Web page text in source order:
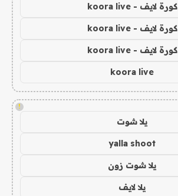
كورة لايف - koora live
كورة لايف - koora live
كورة لايف - koora live
koora live
!
يلا شوت
yalla shoot
يلا شوت زون
يلا لايف